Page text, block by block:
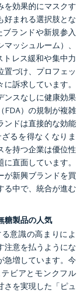
を効果的にマスクす
好まれる選択肢とな
ランドや新規参入
ッシュルーム）、
トレス緩和や集中力
置づけ、プロフェッ
訴求しています。
ンスなしに健康効果
FDA）の規制が複雑
ンドは直接的な効能
るを得なくなりま
を持つ企業は優位性
直面しています。
が新興ブランドを買
る中で、統合が進む
糖製品の人気
意識の高まりによ
注意を払うようにな
急増しています。今
テビアとモンクフル
さを実現した「ピュ